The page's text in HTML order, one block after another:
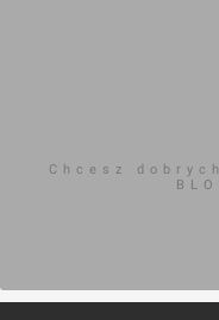
Chcesz